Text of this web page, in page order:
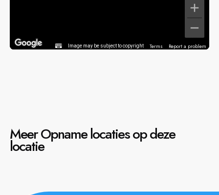
Image may be subject to copyright Terms Report a problem
Meer Opname locaties op deze
locatie